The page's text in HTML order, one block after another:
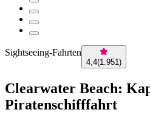
Sightseeing-Fahrten
4,4(1.951)
Clearwater Beach:
Piratenschifffahrt